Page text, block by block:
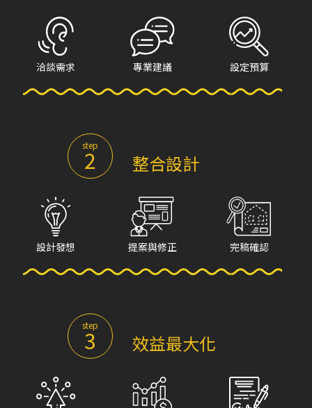
洽談需求 專業建議 設定預算
step
2 整合設計
設計發想 提案與修正 完稿確認
step
3 效益最大化